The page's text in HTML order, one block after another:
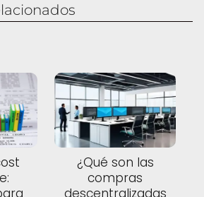
¿Qué son las
compras
descentralizadas